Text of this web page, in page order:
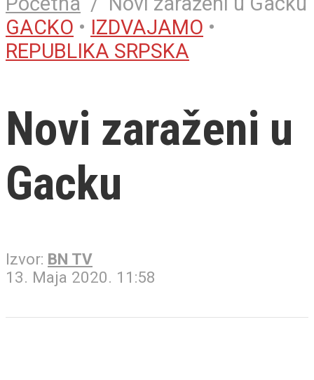
GACKO • IZDVAJAMO •
REPUBLIKA SRPSKA
Novi zaraženi u
Gacku
Izvor: BN TV
13. Maja 2020. 11:58